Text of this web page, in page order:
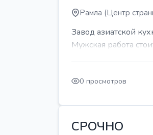
Рамла (Центр
Завод азиатской
Мужская работа
0 просмотров
СРОЧНО